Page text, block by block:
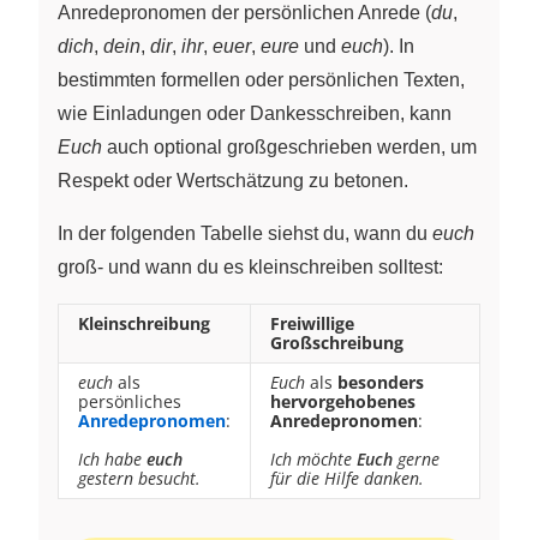
Anredepronomen der persönlichen Anrede (du,
dich, dein, dir, ihr, euer, eure und euch). In
bestimmten formellen oder persönlichen Texten,
wie Einladungen oder Dankesschreiben, kann
Euch auch optional großgeschrieben werden, um
Respekt oder Wertschätzung zu betonen.
In der folgenden Tabelle siehst du, wann du euch
groß- und wann du es kleinschreiben solltest:
Kleinschreibung
Freiwillige
Großschreibung
euch als
persönliches
Anredepronomen:
Ich habe euch
gestern besucht.
Euch als besonders
hervorgehobenes
Anredepronomen:
Ich möchte Euch gerne
für die Hilfe danken.